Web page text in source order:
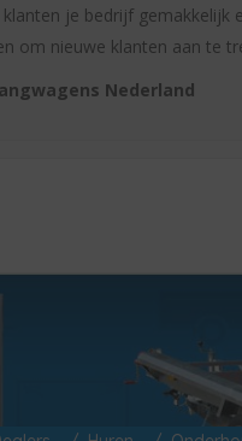
je bedrijf gemakkelijk
om nieuwe klanten aan te
Nederland